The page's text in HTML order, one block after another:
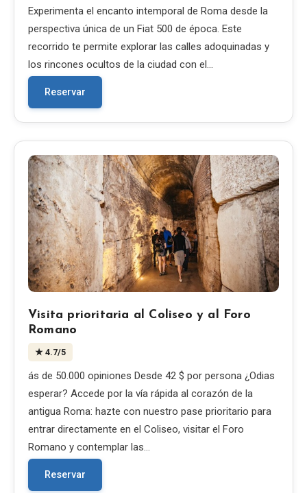
Experimenta el encanto intemporal de Roma desde la
perspectiva única de un Fiat 500 de época. Este
recorrido te permite explorar las calles adoquinadas y
los rincones ocultos de la ciudad con el…
Reservar
Visita prioritaria al Coliseo y al Foro
Romano
★ 4.7/5
ás de 50.000 opiniones Desde 42 $ por persona ¿Odias
esperar? Accede por la vía rápida al corazón de la
antigua Roma: hazte con nuestro pase prioritario para
entrar directamente en el Coliseo, visitar el Foro
Romano y contemplar las…
Reservar